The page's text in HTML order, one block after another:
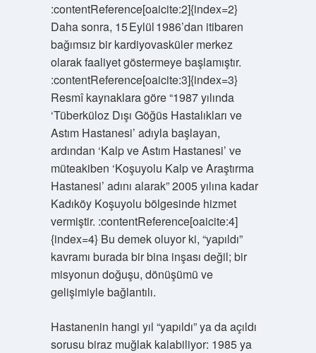
:contentReference[oaicite:2]{index=2}
Daha sonra, 15 Eylül 1986’dan itibaren
bağımsız bir kardiyovasküler merkez
olarak faaliyet göstermeye başlamıştır.
:contentReference[oaicite:3]{index=3}
Resmî kaynaklara göre “1987 yılında
‘Tüberküloz Dışı Göğüs Hastalıkları ve
Astım Hastanesi’ adıyla başlayan,
ardından ‘Kalp ve Astım Hastanesi’ ve
müteakiben ‘Koşuyolu Kalp ve Araştırma
Hastanesi’ adını alarak” 2005 yılına kadar
Kadıköy Koşuyolu bölgesinde hizmet
vermiştir. :contentReference[oaicite:4]
{index=4} Bu demek oluyor ki, “yapıldı”
kavramı burada bir bina inşası değil; bir
misyonun doğuşu, dönüşümü ve
gelişimiyle bağlantılı.
Hastanenin hangi yıl “yapıldı” ya da açıldı
sorusu biraz muğlak kalabiliyor: 1985 ya